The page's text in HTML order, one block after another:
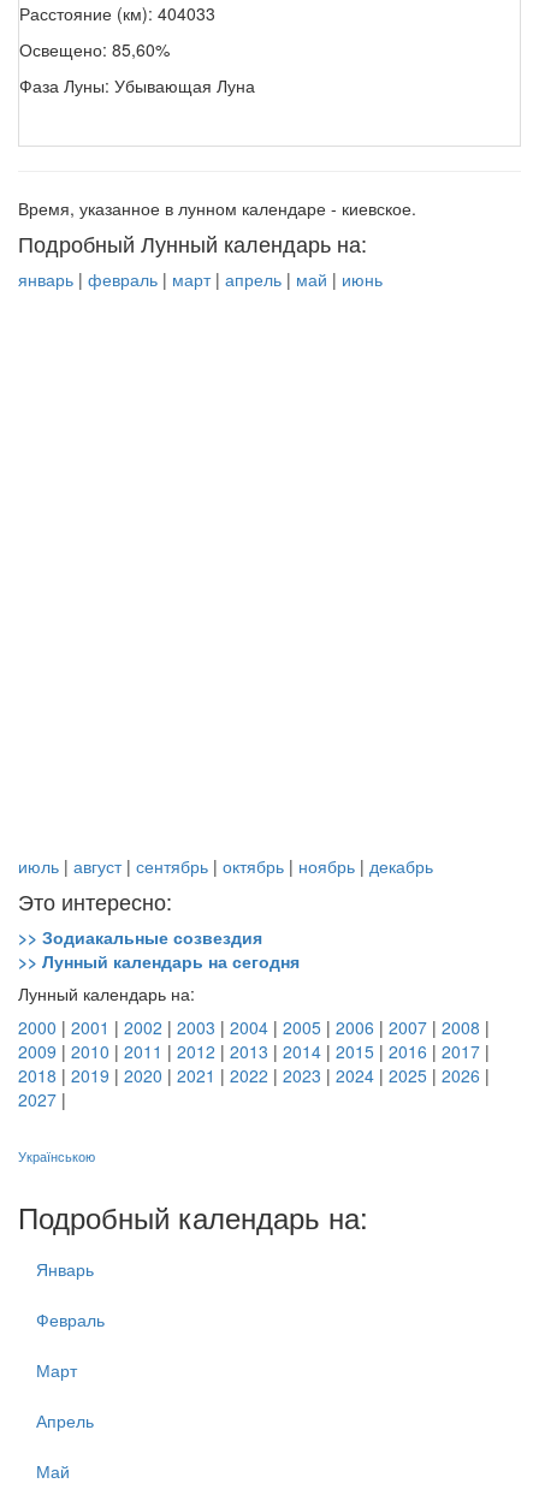
Расстояние (км): 404033
Освещено: 85,60%
Фаза Луны: Убывающая Луна
Время, указанное в лунном календаре - киевское.
Подробный Лунный календарь на:
январь | февраль | март| апрель | май | июнь
июль | август| сентябрь | октябрь | ноябрь | декабрь
Это интересно:
>> Зодиакальные созвездия
>> Лунный календарь на сегодня
Лунный календарь на:
2000 | 2001 | 2002 | 2003 | 2004 | 2005 | 2006 | 2007 | 2008 |
2009 | 2010 | 2011 | 2012 | 2013 | 2014 | 2015 | 2016 | 2017 |
2018 | 2019 | 2020 | 2021 | 2022 | 2023 | 2024 | 2025 | 2026 |
2027 |
Українською
Подробный календарь на:
Январь
Февраль
Март
Апрель
Май